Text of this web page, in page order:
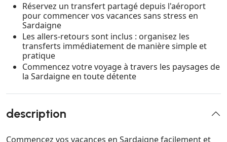
Réservez un transfert partagé depuis l'aéroport
pour commencer vos vacances sans stress en
Sardaigne
Les allers-retours sont inclus : organisez les
transferts immédiatement de manière simple et
pratique
Commencez votre voyage à travers les paysages de
la Sardaigne en toute détente
description
Commencez vos vacances en Sardaigne facilement et